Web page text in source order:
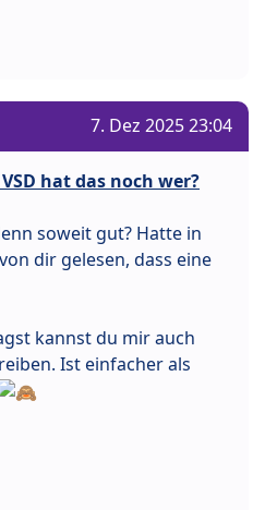
7. Dez 2025 23:04
hat das noch wer?
soweit gut? Hatte in
dir gelesen, dass eine
kannst du mir auch
Ist einfacher als